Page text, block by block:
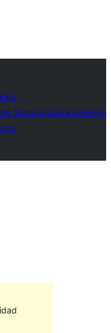
temang pangkomersyo